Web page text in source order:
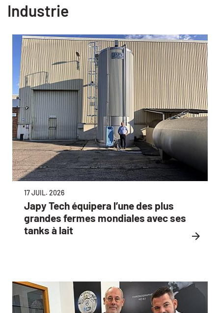
Industrie
17 JUIL. 2026
Japy Tech équipera l’une des plus
grandes fermes mondiales avec ses
tanks à lait